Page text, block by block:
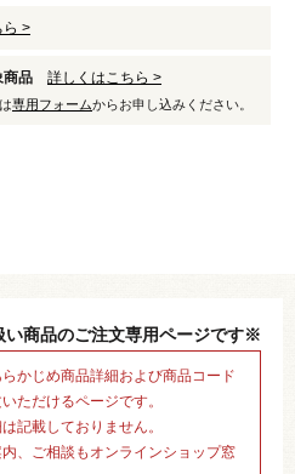
ら >
商品 詳しくはこちら >
専用フォームからお申し込みください。
商品のご注文専用ページです※
かじめ商品詳細および商品コード
ただけるページです。
記載しておりません。
、ご相談もオンラインショップ窓